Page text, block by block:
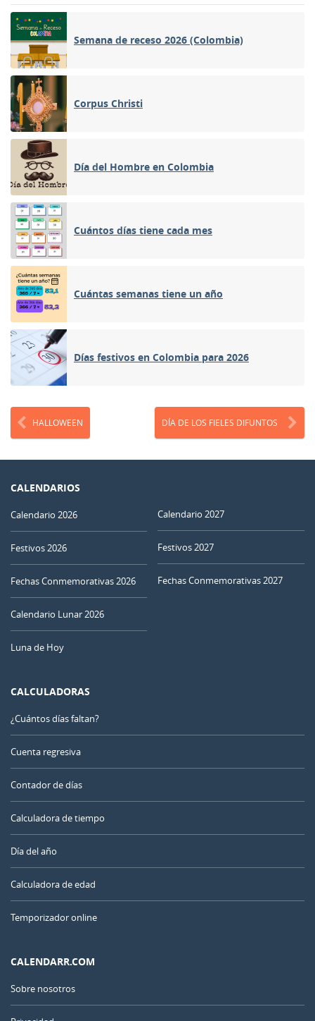
Semana de receso 2026 (Colombia)
Corpus Christi
Día del Hombre en Colombia
Cuántos días tiene cada mes
Cuántas semanas tiene un año
Días festivos en Colombia para 2026
HALLOWEEN DÍA DE LOS FIELES DIFUNTOS
CALENDARIOS
Calendario 2026
Festivos 2026
Fechas Conmemorativas 2026
Calendario Lunar 2026
Luna de Hoy
Calendario 2027
Festivos 2027
Fechas Conmemorativas 2027
CALCULADORAS
¿Cuántos días faltan?
Cuenta regresiva
Contador de días
Calculadora de tiempo
Día del año
Calculadora de edad
Temporizador online
CALENDARR.COM
Sobre nosotros